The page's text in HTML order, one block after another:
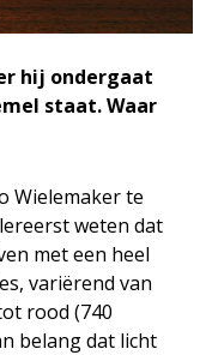
hij ondergaat
staat. Waar
Wielemaker te
weten dat
met een heel
variërend van
rood (740
belang dat licht